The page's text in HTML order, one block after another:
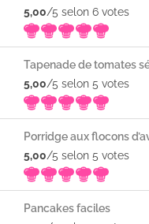
5,00/5 selon 6 votes
5,00/5 selon 5 votes
5,00/5 selon 5 votes
Pancakes faciles